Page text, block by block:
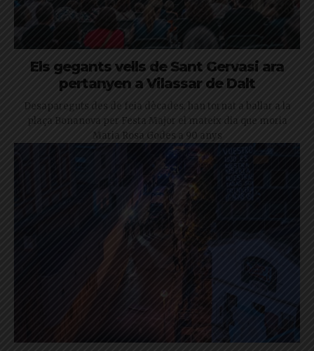
Els gegants vells de Sant Gervasi ara
pertanyen a Vilassar de Dalt
Desapareguts des de feia dècades, han tornat a ballar a la
plaça Bonanova per Festa Major el mateix dia que moria
Maria Rosa Godes a 90 anys